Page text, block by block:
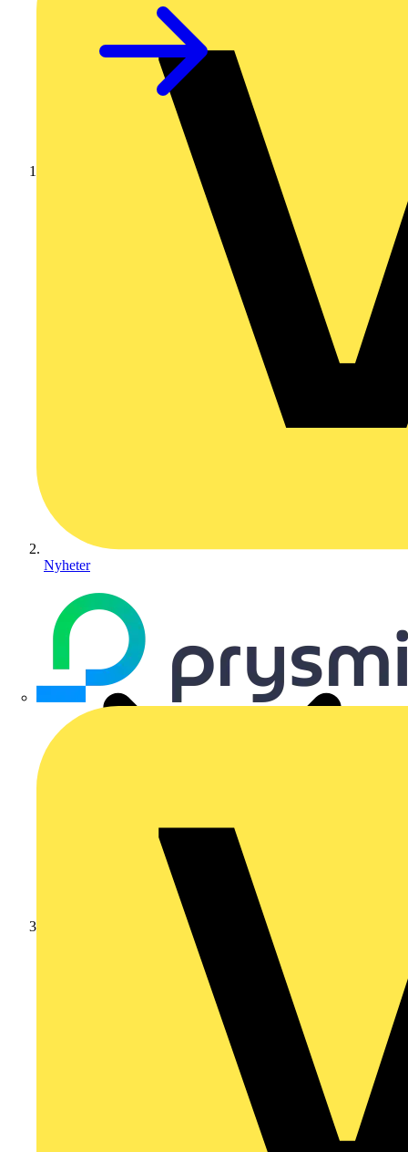
Nyheter